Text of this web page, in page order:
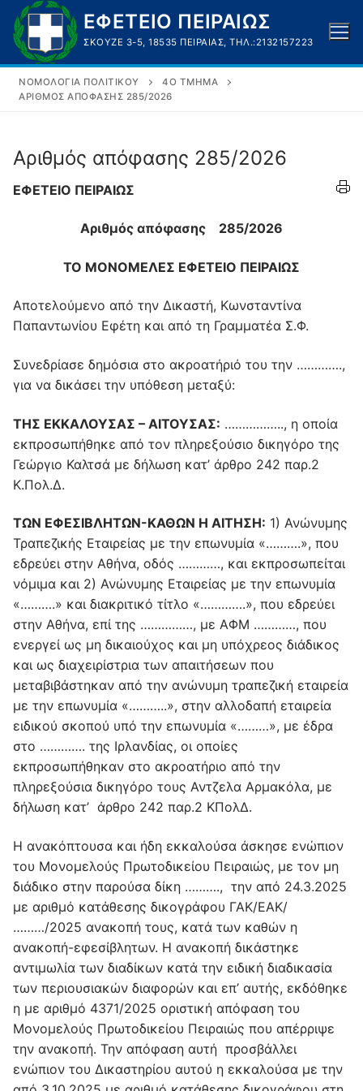
Μετάβαση
στο
περιεχόμενο
ΕΦΕΤΕΙΟ ΠΕΙΡΑΙΩΣ
ΣΚΟΥΖΈ 3-5, 18535 ΠΕΙΡΑΙΆΣ, ΤΗΛ.:2132157223
ΝΟΜΟΛΟΓΊΑ ΠΟΛΙΤΙΚΟΎ
4O ΤΜΉΜΑ
ΑΡΙΘΜΌΣ ΑΠΌΦΑΣΗΣ 285/2026
Αριθμός απόφασης 285/2026
ΕΦΕΤΕΙΟ ΠΕΙΡΑΙΩΣ
Αριθμός απόφασης 285/2026
TO ΜΟΝΟΜΕΛΕΣ ΕΦΕΤΕΙΟ ΠΕΙΡΑΙΩΣ
Αποτελούμενο από την Δικαστή, Κωνσταντίνα
Παπαντωνίου Εφέτη και από τη Γραμματέα Σ.Φ.
Συνεδρίασε δημόσια στο ακροατήριό του την ………….,
για να δικάσει την υπόθεση μεταξύ:
ΤΗΣ ΕΚΚΑΛΟΥΣΑΣ – ΑΙΤΟΥΣΑΣ: …………….., η οποία
εκπροσωπήθηκε από τον πληρεξούσιο δικηγόρο της
Γεώργιο Καλτσά με δήλωση κατ’ άρθρο 242 παρ.2
Κ.Πολ.Δ.
ΤΩΝ ΕΦΕΣΙΒΛΗΤΩΝ-ΚΑΘΩΝ Η ΑΙΤΗΣΗ: 1) Ανώνυμης
Τραπεζικής Εταιρείας με την επωνυμία «……….», που
εδρεύει στην Αθήνα, οδός …………, και εκπροσωπείται
νόμιμα και 2) Ανώνυμης Εταιρείας με την επωνυμία
«……….» και διακριτικό τίτλο «………….», που εδρεύει
στην Αθήνα, επί της ……………, με ΑΦΜ …………, που
ενεργεί ως μη δικαιούχος και μη υπόχρεος διάδικος
και ως διαχειρίστρια των απαιτήσεων που
μεταβιβάστηκαν από την ανώνυμη τραπεζική εταιρεία
με την επωνυμία «………..», στην αλλοδαπή εταιρεία
ειδικού σκοπού υπό την επωνυμία «………», με έδρα
στο …………. της Ιρλανδίας, οι οποίες
εκπροσωπήθηκαν στο ακροατήριο από την
πληρεξούσια δικηγόρο τους Αντζελα Αρμακόλα, με
δήλωση κατ’ άρθρο 242 παρ.2 ΚΠολΔ.
Η ανακόπτουσα και ήδη εκκαλούσα άσκησε ενώπιον
του Μονομελούς Πρωτοδικείου Πειραιώς, με τον μη
διάδικο στην παρούσα δίκη ………., την από 24.3.2025
με αριθμό κατάθεσης δικογράφου ΓΑΚ/ΕΑΚ/
………/2025 ανακοπή τους, κατά των καθών η
ανακοπή-εφεσίβλητων. Η ανακοπή δικάστηκε
αντιμωλία των διαδίκων κατά την ειδική διαδικασία
των περιουσιακών διαφορών και επ’ αυτής, εκδόθηκε
η με αριθμό 4371/2025 οριστική απόφαση του
Μονομελούς Πρωτοδικείου Πειραιώς που απέρριψε
την ανακοπή. Την απόφαση αυτή προσβάλλει
ενώπιον του Δικαστηρίου αυτού η εκκαλούσα με την